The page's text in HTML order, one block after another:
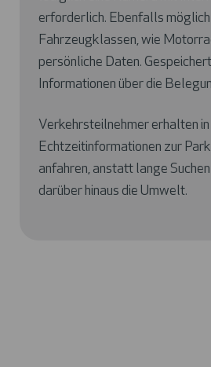
erforderlich. Ebenfalls
Fahrzeugklassen, wie
persönliche Daten.
Informationen über die
Verkehrsteilnehmer erhalten
Echtzeitinformationen zur
anfahren, anstatt lange
darüber hinaus die Umwelt.